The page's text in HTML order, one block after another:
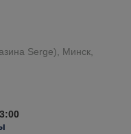
Serge), Минск,